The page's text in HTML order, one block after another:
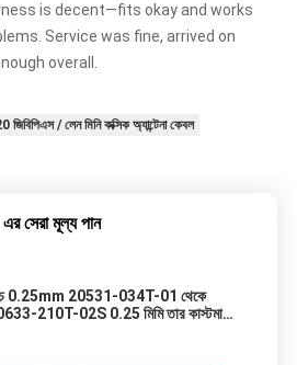
is decent—fits okay and works
Service was fine, arrived on
overall.
জিবিপিএস / লেন মিনি কক্সিক অ্যান্টেনা কেবল
এর সেরা মূল্য পান
0.25mm 20531-034T-01 থেকে
210T-02S 0.25 মিমি তার কাস্টমাইজ